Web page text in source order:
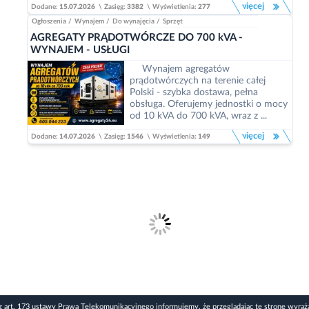
Dodane: 15.07.2026 \ Zasięg: 3382 \ Wyświetlenia: 277 więcej
Ogłoszenia / Wynajem / Do wynajęcia / Sprzęt
AGREGATY PRĄDOTWÓRCZE DO 700 kVA -
WYNAJEM - USŁUGI
Wynajem agregatów
prądotwórczych na terenie całej
Polski - szybka dostawa, pełna
obsługa. Oferujemy jednostki o mocy
od 10 kVA do 700 kVA, wraz z ...
Dodane: 14.07.2026 \ Zasięg: 1546 \ Wyświetlenia: 149 więcej
art. 173 ustawy Prawa Telekomunikacyjnego informujemy, że przeglądając tę stronę